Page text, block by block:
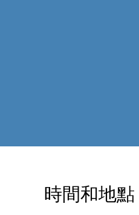
時間和地點